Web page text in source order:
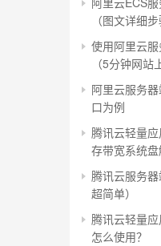
（图文详细步
使用阿里云
（5分钟网站
阿里云服务
口为例
腾讯云轻量
存带宽系统
腾讯云服务
超简单）
腾讯云轻量
怎么使用？